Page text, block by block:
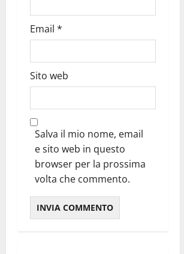
Email *
Sito web
Salva il mio nome, email
e sito web in questo
browser per la prossima
volta che commento.